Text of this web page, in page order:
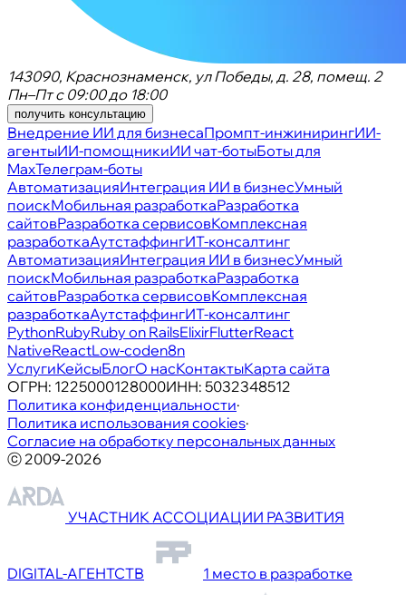
143090, Краснознаменск, ул Победы, д. 28, помещ. 2
Пн–Пт с 09:00 до 18:00
получить консультацию
Внедрение ИИ для бизнесаПромпт-инжинирингИИ-
агентыИИ-помощникиИИ чат-ботыБоты для
MaxТелеграм-боты
АвтоматизацияИнтеграция ИИ в бизнесУмный
поискМобильная разработкаРазработка
сайтовРазработка сервисовКомплексная
разработкаАутстаффингИТ-консалтинг
АвтоматизацияИнтеграция ИИ в бизнесУмный
поискМобильная разработкаРазработка
сайтовРазработка сервисовКомплексная
разработкаАутстаффингИТ-консалтинг
PythonRubyRuby on RailsElixirFlutterReact
NativeReactLow-coden8n
УслугиКейсыБлогО насКонтактыКарта сайта
ОГРН: 1225000128000ИНН: 5032348512
Политика конфиденциальности·
Политика использования cookies·
Согласие на обработку персональных данных
ⓒ 2009-2026
УЧАСТНИК АССОЦИАЦИИ РАЗВИТИЯ
DIGITAL-АГЕНТСТВ 1 место в разработке